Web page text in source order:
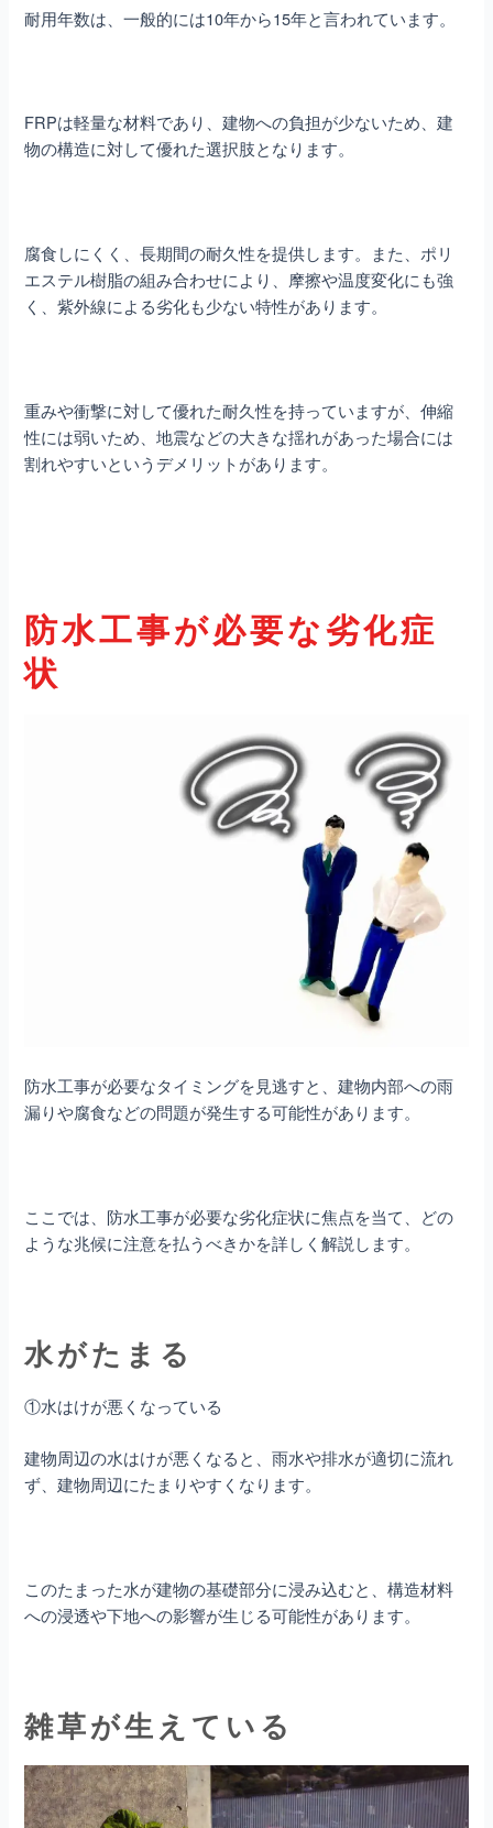
耐用年数は、一般的には10年から15年と言われています。
FRPは軽量な材料であり、建物への負担が少ないため、建
物の構造に対して優れた選択肢となります。
腐食しにくく、長期間の耐久性を提供します。また、ポリ
エステル樹脂の組み合わせにより、摩擦や温度変化にも強
く、紫外線による劣化も少ない特性があります。
重みや衝撃に対して優れた耐久性を持っていますが、伸縮
性には弱いため、地震などの大きな揺れがあった場合には
割れやすいというデメリットがあります。
防水工事が必要な劣化症
状
防水工事が必要なタイミングを見逃すと、建物内部への雨
漏りや腐食などの問題が発生する可能性があります。
ここでは、防水工事が必要な劣化症状に焦点を当て、どの
ような兆候に注意を払うべきかを詳しく解説します。
水がたまる
①水はけが悪くなっている
建物周辺の水はけが悪くなると、雨水や排水が適切に流れ
ず、建物周辺にたまりやすくなります。
このたまった水が建物の基礎部分に浸み込むと、構造材料
への浸透や下地への影響が生じる可能性があります。
雑草が生えている